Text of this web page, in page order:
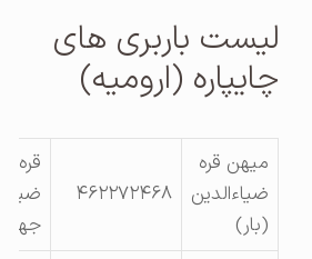
لیست باربری های
چایپاره (ارومیه)
میهن قره
ضیاءالدین
۴۶۲۲۷۲۴۶۸
جهاد